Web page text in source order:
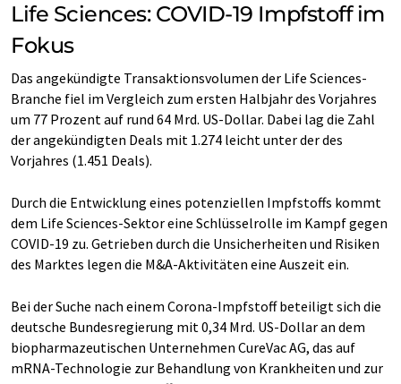
Life Sciences: COVID-19 Impfstoff im
Fokus
Das angekündigte Transaktionsvolumen der Life Sciences-
Branche fiel im Vergleich zum ersten Halbjahr des Vorjahres
um 77 Prozent auf rund 64 Mrd. US-Dollar. Dabei lag die Zahl
der angekündigten Deals mit 1.274 leicht unter der des
Vorjahres (1.451 Deals).
Durch die Entwicklung eines potenziellen Impfstoffs kommt
dem Life Sciences-Sektor eine Schlüsselrolle im Kampf gegen
COVID-19 zu. Getrieben durch die Unsicherheiten und Risiken
des Marktes legen die M&A-Aktivitäten eine Auszeit ein.
Bei der Suche nach einem Corona-Impfstoff beteiligt sich die
deutsche Bundesregierung mit 0,34 Mrd. US-Dollar an dem
biopharmazeutischen Unternehmen CureVac AG, das auf
mRNA-Technologie zur Behandlung von Krankheiten und zur